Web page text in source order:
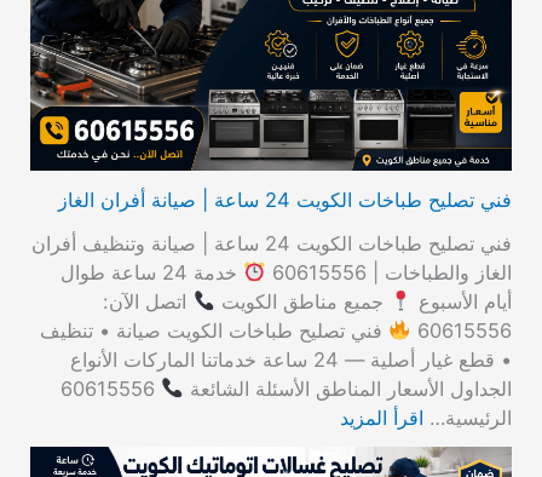
فني تصليح طباخات الكويت 24 ساعة | صيانة أفران الغاز
فني تصليح طباخات الكويت 24 ساعة | صيانة وتنظيف أفران
الغاز والطباخات | 60615556
خدمة 24 ساعة طوال
أيام الأسبوع
جميع مناطق الكويت
اتصل الآن:
60615556
فني تصليح طباخات الكويت صيانة • تنظيف
• قطع غيار أصلية — 24 ساعة خدماتنا الماركات الأنواع
الجداول الأسعار المناطق الأسئلة الشائعة
60615556
الرئيسية… اقرأ المزيد